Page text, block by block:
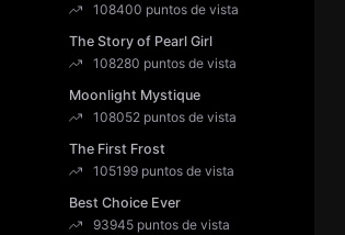
108400 puntos de vista
The Story of Pearl Girl
108280 puntos de vista
Moonlight Mystique
108052 puntos de vista
The First Frost
105199 puntos de vista
Best Choice Ever
93945 puntos de vista